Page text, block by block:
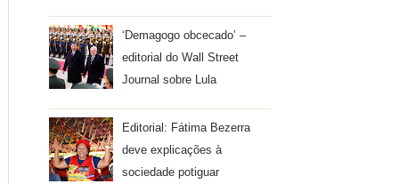
‘Demagogo obcecado’ –
editorial do Wall Street
Journal sobre Lula
Editorial: Fátima Bezerra
deve explicações à
sociedade potiguar